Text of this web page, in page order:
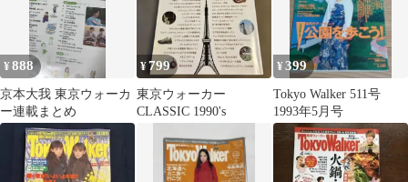
¥888
京本大我 東京ウォーカ
ー連載まとめ
¥799
東京ウォーカー
CLASSIC 1990's
¥399
Tokyo Walker 511号
1993年5月号